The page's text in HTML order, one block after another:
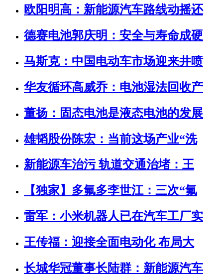
欧阳明高：新能源汽车路线动摇还
德赛电池郭庆明：安全与寿命成硬
马斯克：中国电动车市场迎来井喷
华友循环高威乔：电池湿法回收产
董扬：固态电池是液态电池的发展
雄韬股份陈宏：当前这场产业“洗
新能源车治污 轨道交通治堵：王
【独家】多氟多李世江：三次“氟
雷军：小米机器人已在汽车工厂实
王传福：迎接全面电动化 布局大
长城华冠董事长陆群：新能源汽车